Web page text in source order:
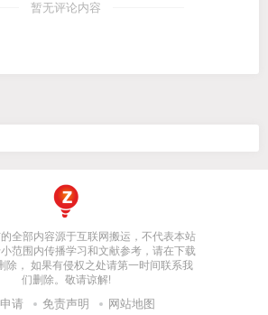
暂无评论内容
全部内容源于互联网搬运，不代表本站
范围内传播学习和文献参考，请在下载
除， 如果有侵权之处请第一时间联系我
们删除。敬请谅解!
请 免责声明 网站地图